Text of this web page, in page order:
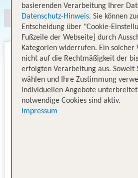
basierenden Verarbeitung Ihrer
Datenschutz-Hinweis. Sie können
Entscheidung über "Cookie-
Fußzeile der Webseite] durch
Kategorien widerrufen. Ein
nicht auf die Rechtmäßigkeit der
erfolgten Verarbeitung aus. Soweit
wählen und Ihre Zustimmung
individuellen Angebote
notwendige Cookies sind aktiv.
Impressum